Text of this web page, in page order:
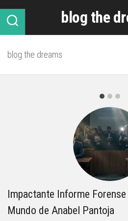
content
blog the
blog the dreams
Impactante Informe
Mundo de Anabel Pantoja